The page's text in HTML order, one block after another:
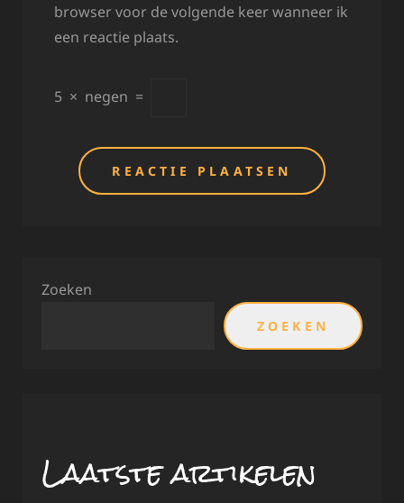
browser voor de volgende keer wanneer ik
een reactie plaats.
5 × negen =
Zoeken
ZOEKEN
Laatste artikelen